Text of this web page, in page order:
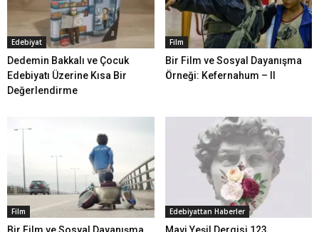
Edebiyat
Dedemin Bakkalı ve Çocuk
Edebiyatı Üzerine Kısa Bir
Değerlendirme
Film
Bir Film ve Sosyal Dayanışma
Örneği: Kefernahum – II
Film Edebiyattan Haberler